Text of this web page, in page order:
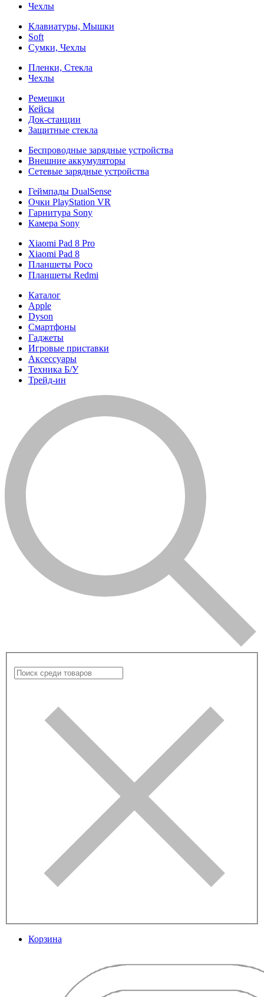
Чехлы
Клавиатуры, Мышки
Soft
Сумки, Чехлы
Пленки, Стекла
Чехлы
Ремешки
Кейсы
Док-станции
Защитные стекла
Беспроводные зарядные устройства
Внешние аккумуляторы
Сетевые зарядные устройства
Геймпады DualSense
Очки PlayStation VR
Гарнитура Sony
Камера Sony
Xiaomi Pad 8 Pro
Xiaomi Pad 8
Планшеты Poco
Планшеты Redmi
Каталог
Apple
Dyson
Смартфоны
Гаджеты
Игровые приставки
Аксессуары
Техника Б/У
Трейд-ин
Корзина